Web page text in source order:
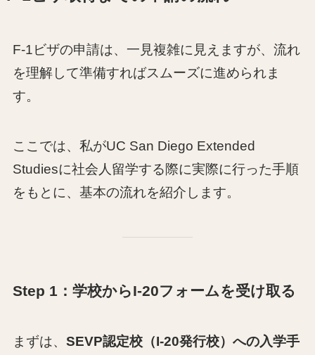
F-1ビザの申請は、一見複雑に見えますが、流れ
を理解して準備すればスムーズに進められま
す。
ここでは、私がUC San Diego Extended
Studiesに社会人留学する際に実際に行った手順
をもとに、基本の流れを紹介します。
Step 1：学校からI-20フォームを受け取る
まずは、 SEVP認定校（I-20発行校）への入学手